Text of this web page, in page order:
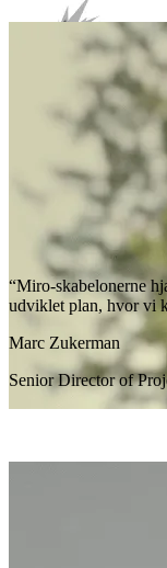
“Miro-skabelonerne
udviklet plan, hvor vi
Marc Zukerman
Senior Director of